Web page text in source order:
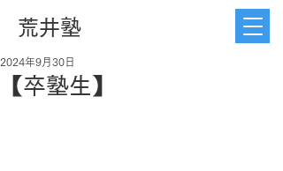
荒井塾
【卒塾生】
2024年9月30日